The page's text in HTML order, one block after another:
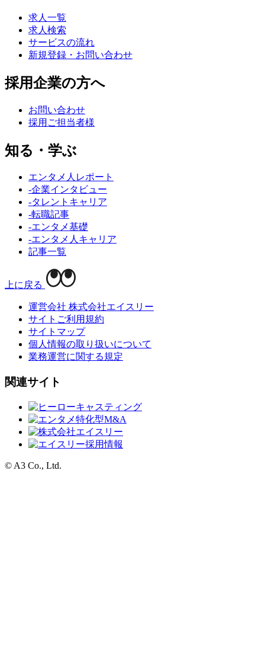
求人一覧
求人検索
サービスの流れ
新規登録・お問い合わせ
採用企業の方へ
お問い合わせ
採用ご担当者様
知る・学ぶ
エンタメ人レポート
-企業インタビュー
-タレントキャリア
-転職記事
-エンタメ基礎
-エンタメ人キャリア
記事一覧
上に戻る
運営会社 株式会社エイスリー
サイトご利用規約
サイトマップ
個人情報の取り扱いについて
業務運営に関する規定
関連サイト
© A3 Co., Ltd.